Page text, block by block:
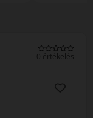
0 értékelés